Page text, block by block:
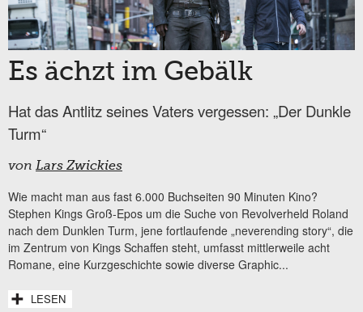
Es ächzt im Gebälk
Hat das Antlitz seines Vaters vergessen: „Der Dunkle
Turm“
von Lars Zwickies
Wie macht man aus fast 6.000 Buchseiten 90 Minuten Kino?
Stephen Kings Groß-Epos um die Suche von Revolverheld Roland
nach dem Dunklen Turm, jene fortlaufende „neverending story“, die
im Zentrum von Kings Schaffen steht, umfasst mittlerweile acht
Romane, eine Kurzgeschichte sowie diverse Graphic...
LESEN